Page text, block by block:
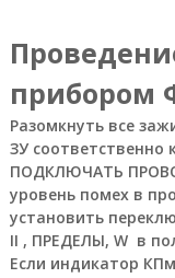
о
о
е
б
о
р
у
д
о
прибором
Разомкнуть все
ЗУ
ПОДКЛЮЧАТЬ
уровень помех в
установить
II , ПРЕДЕЛЫ, W в
Если индикатор